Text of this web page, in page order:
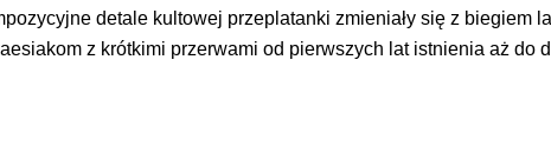
detale kultowej przeplatanki zmieniały się z biegiem
z krótkimi przerwami od pierwszych lat istnienia aż